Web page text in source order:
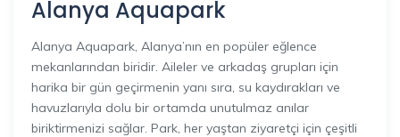
Alanya Aquapark
Alanya Aquapark, Alanya’nın en popüler eğlence
mekanlarından biridir. Aileler ve arkadaş grupları için
harika bir gün geçirmenin yanı sıra, su kaydırakları ve
havuzlarıyla dolu bir ortamda unutulmaz anılar
biriktirmenizi sağlar. Park, her yaştan ziyaretçi için çeşitli